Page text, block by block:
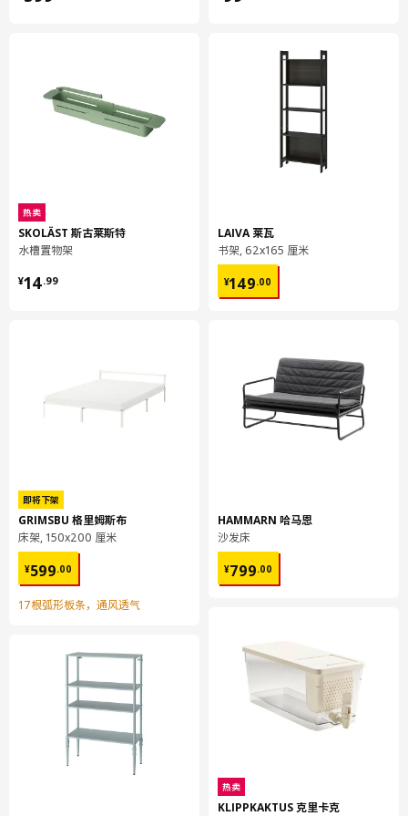
包装信息
此商品包含2个包装
203.410.17
高度
15 厘米
长度
96 厘米
5.80 公斤
44 厘米
包装数量
椅子套
905.086.07
高度
1 厘米
长度
21 厘米
净重
0.11 公斤
包装数量
保养说明和环境和材料
热卖
SKOLÄST 斯古莱斯特
水槽置物架
¥14.99
¥ 14.99
即将下架
GRIMSBU 格里姆斯布
床架, 150x200 厘米
¥599.00
¥ 599.00
17根弧形板条，通风透气
LAIVA 莱瓦
书架, 62x165 厘米
¥149.00
¥ 149.00
HAMMARN 哈马恩
沙发床
¥799.00
¥ 799.00
热卖
KLIPPKAKTUS 克里卡克